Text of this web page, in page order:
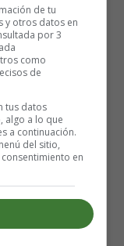
de tu
y otros datos en
por 3
como
de
tus datos
algo a lo que
a continuación.
del sitio,
en